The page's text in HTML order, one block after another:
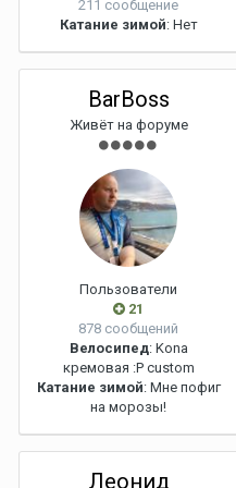
211 сообщение
Катание зимой: Нет
BarBoss
Живёт на форуме
Пользователи
21
878 сообщений
Велосипед: Kona
кремовая :Р custom
Катание зимой: Мне пофиг
на морозы!
Леонид